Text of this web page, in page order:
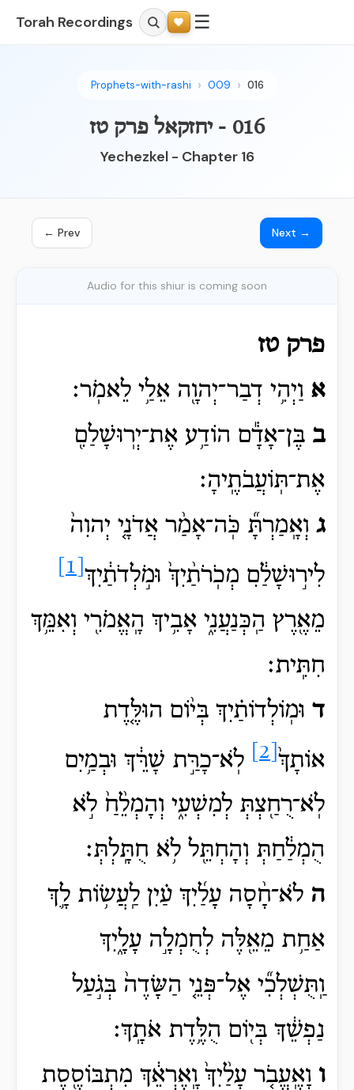
Torah Recordings ☰
Prophets-with-rashi 009 016
016 - יחזקאל פרק טז
Yechezkel - Chapter 16
← Prev Next →
Audio for this shiur is coming soon
פרק טז
א וַיְהִ֥י דְבַר־יְהוָ֖ה אֵלַ֥י לֵאמֹֽר׃
ב בֶּן־אָדָ֕ם הוֹדַ֥ע אֶת־יְרֽוּשָׁלִַ֖ם
אֶת־תּֽוֹעֲבֹתֶֽיהָ׃
ג וְאָֽמַרְתָּ֞ כֹּֽה־אָמַ֨ר אֲדֹנָ֤י יְהוִה֙
לִיר֣וּשָׁלִַ֔ם מְכֹֽרֹתַ֨יִךְ֙ וּמֹ֣לְדֹתַ֔יִךְ
מֵאֶ֖רֶץ הַֽכְּנַעֲנִ֑י אָבִ֥יךְ הָֽאֱמֹרִ֖י וְאִמֵּ֥ךְ
חִתִּֽית׃
ד וּמֽוֹלְדוֹתַ֗יִךְ בְּי֨וֹם הוּלֶּ֤דֶת
אוֹתָךְ֙
לֹֽא־כָרַּ֣ת שָׁרֵּ֔ךְ וּבְמַ֥יִם
לֹֽא־רֻחַ֖צְתְּ לְמִשְׁעִ֑י וְהָמְלֵ֨חַ֙ לֹ֣א
הֻמְלַ֔חַתְּ וְהָחְתֵּ֖ל לֹ֥א חֻתָּֽלְתְּ׃
ה לֹא־חָ֨סָה עָלַ֜יִךְ עַ֗יִן לַֽעֲשׂ֥וֹת לָ֛ךְ
אַחַ֥ת מֵאֵ֖לֶּה לְחֻמְלָ֣ה עָלָ֑יִךְ
וַֽתֻּשְׁלְכִ֞י אֶל־פְּנֵ֤י הַשָּׂדֶה֙ בְּגֹ֣עַל
נַפְשֵׁ֔ךְ בְּי֖וֹם הֻלֶּ֥דֶת אֹתָֽךְ׃
ו וָאֶֽעֱבֹ֤ר עָלַ֨יִךְ֙ וָֽאֶרְאֵ֔ךְ מִתְבּוֹסֶ֖סֶת